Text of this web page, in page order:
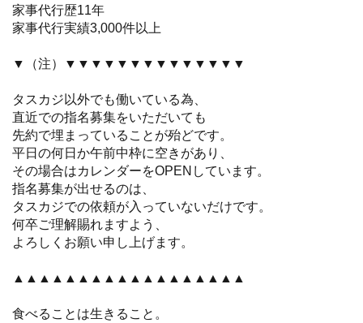
家事代行歴11年
家事代行実績3,000件以上
▼（注）▼▼▼▼▼▼▼▼▼▼▼▼▼▼
タスカジ以外でも働いている為、
直近での指名募集をいただいても
先約で埋まっていることが殆どです。
平日の何日か午前中枠に空きがあり、
その場合はカレンダーをOPENしています。
指名募集が出せるのは、
タスカジでの依頼が入っていないだけです。
何卒ご理解賜れますよう、
よろしくお願い申し上げます。
▲▲▲▲▲▲▲▲▲▲▲▲▲▲▲▲▲▲
食べることは生きること。